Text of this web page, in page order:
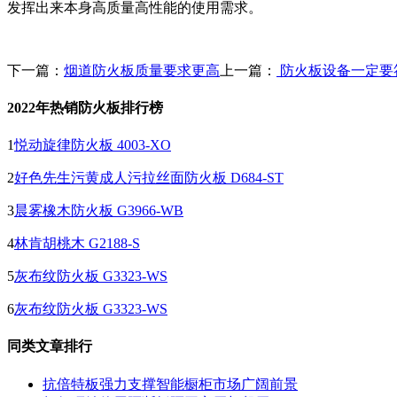
发挥出来本身高质量高性能的使用需求。
下一篇： 烟道防火板质量要求更高 上一篇： 防火板设备一定
2022年热销防火板排行榜
1悦动旋律防火板 4003-XO
2好色先生污黄成人污拉丝面防火板 D684-ST
3晨雾橡木防火板 G3966-WB
4林肯胡桃木 G2188-S
5灰布纹防火板 G3323-WS
6灰布纹防火板 G3323-WS
同类文章排行
抗倍特板强力支撑智能橱柜市场广阔前景